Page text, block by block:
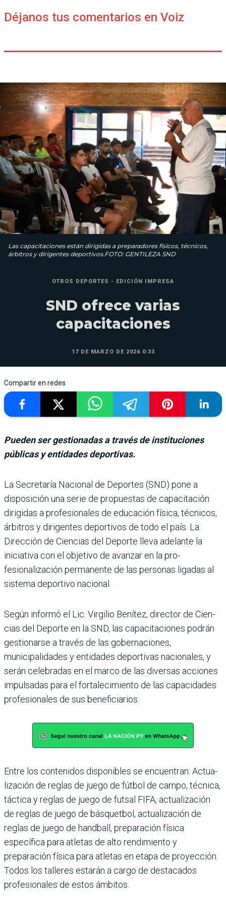
Déjanos tus comentarios en Voiz
Las capacitaciones están dirigidas a preparadores físicos, técnicos,
árbitros y dirigentes deportivos.FOTO: GENTILEZA SND
OTROS DEPORTES - EDICIÓN IMPRESA
SND ofrece varias
capacitaciones
17 DE MARZO DE 2026 0:33
Compartir en redes
Pueden ser gestionadas a través de instituciones
públicas y entidades deportivas.
La Secretaría Nacional de Deportes (SND) pone a
dispo­sición una serie de propues­tas de capacitación
dirigidas a profesionales de educa­ción física, técnicos,
árbitros y dirigentes deportivos de todo el país. La
Dirección de Ciencias del Deporte lleva adelante la
iniciativa con el objetivo de avanzar en la pro­
fesionalización permanente de las personas ligadas al
sis­tema deportivo nacional.
Según informó el Lic. Virgi­lio Benítez, director de Cien­
cias del Deporte en la SND, las capacitaciones podrán
gestio­narse a través de las goberna­ciones,
municipalidades y entidades deportivas nacio­nales, y
serán celebradas en el marco de las diversas acciones
impulsadas para el fortaleci­miento de las capacidades
pro­fesionales de sus beneficiarios.
Entre los contenidos dispo­nibles se encuentran: Actua­
lización de reglas de juego de fútbol de campo, técnica,
tác­tica y reglas de juego de futsal FIFA, actualización
de reglas de juego de básquetbol, actua­lización de
reglas de juego de handball, preparación física
específica para atletas de alto rendimiento y
preparación física para atletas en etapa de proyección.
Todos los talle­res estarán a cargo de desta­cados
profesionales de estos ámbitos.